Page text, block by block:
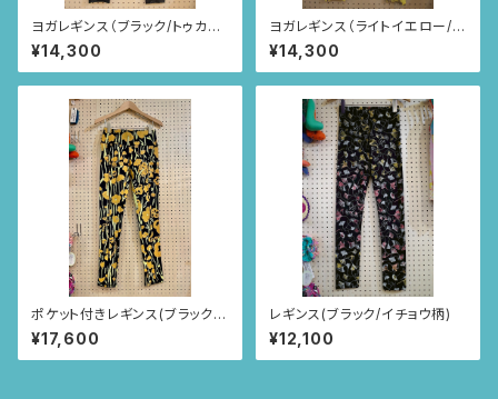
ヨガレギンス（ブラック/トゥカン
柄)
¥14,300
ヨガレギンス（ライトイエロー/ト
ゥカン柄)
¥14,300
ポケット付きレギンス(ブラック×
イエロー/ポピー柄)
¥17,600
レギンス(ブラック/イチョウ柄)
¥12,100